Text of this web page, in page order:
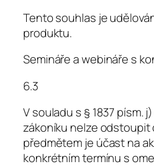
Tento souhlas je
produktu.
Semináře a webináře s
6.3
V souladu s § 1837 písm.
zákoníku nelze odstoupit
předmětem je účast na
konkrétním termínu s